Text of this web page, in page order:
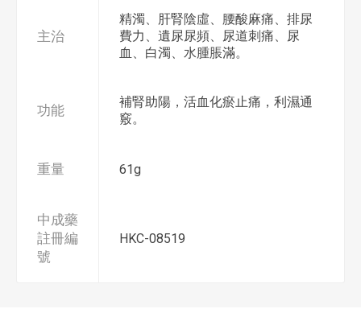
主治
精濁、肝腎陰虛、腰酸麻痛、排尿
費力、遺尿尿頻、尿道刺痛、尿
血、白濁、水腫脹滿。
功能
補腎助陽，活血化瘀止痛，利濕通
竅。
重量 61g
中成藥
註冊編
號
HKC-08519